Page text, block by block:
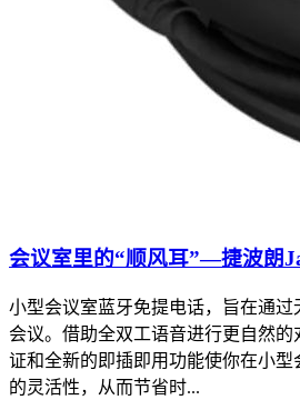
会议室里的“顺风耳”—捷波朗
小型会议室蓝牙免提电话，旨在通
会议。借助全双工语音进行更自然的
证和全新的即插即用功能使你在小
的灵活性，从而节省时...